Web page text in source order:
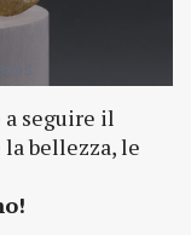
seguire il
bellezza, le